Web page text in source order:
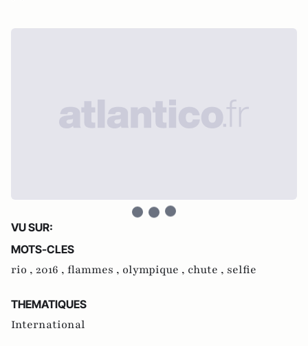
VU SUR:
MOTS-CLES
rio , 2016 , flammes , olympique , chute , selfie
THEMATIQUES
International